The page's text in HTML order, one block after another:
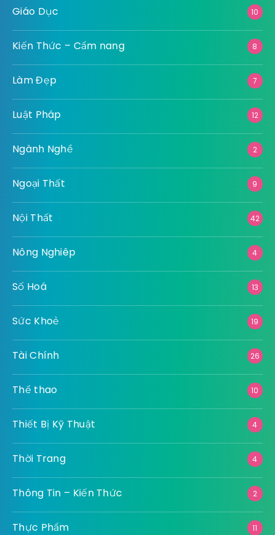
Giáo Dục 10
Kiến Thức – Cẩm nang 8
Làm Đẹp 7
Luật Pháp 12
Ngành Nghề 2
Ngoại Thất 9
Nội Thất 42
Nông Nghiêp 4
Số Hoá 13
Sức Khoẻ 19
Tài Chính 26
Thể thao 10
Thiết Bị Kỹ Thuật 4
Thời Trang 4
Thông Tin – Kiến Thức 2
Thực Phẩm 11